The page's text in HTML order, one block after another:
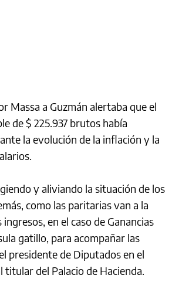
Massa a Guzmán alertaba que el
de $ 225.937 brutos había
la evolución de la inflación y la
y aliviando la situación de los
como las paritarias van a la
en el caso de Ganancias
gatillo, para acompañar las
presidente de Diputados en el
titular del Palacio de Hacienda.